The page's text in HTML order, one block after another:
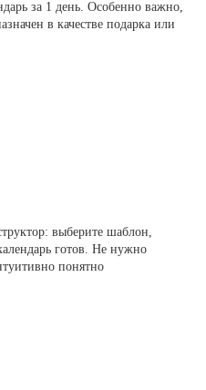
за 1 день. Особенно важно,
в качестве подарка или
выберите шаблон,
готов. Не нужно
понятно